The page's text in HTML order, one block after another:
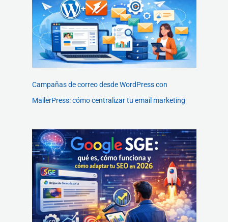
Campañas de correo desde WordPress con
MailerPress: cómo centralizar tu email marketing